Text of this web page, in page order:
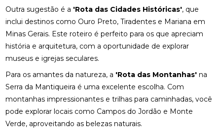
Outra sugestão é a 'Rota das Cidades Históricas', que
inclui destinos como Ouro Preto, Tiradentes e Mariana em
Minas Gerais. Este roteiro é perfeito para os que apreciam
história e arquitetura, com a oportunidade de explorar
museus e igrejas seculares.
Para os amantes da natureza, a 'Rota das Montanhas' na
Serra da Mantiqueira é uma excelente escolha. Com
montanhas impressionantes e trilhas para caminhadas, você
pode explorar locais como Campos do Jordão e Monte
Verde, aproveitando as belezas naturais.